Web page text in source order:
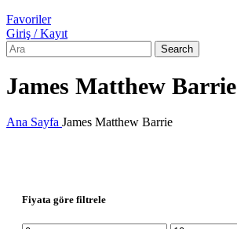
Favoriler
Giriş / Kayıt
Search
James Matthew Barrie
Ana Sayfa James Matthew Barrie
Fiyata göre filtrele